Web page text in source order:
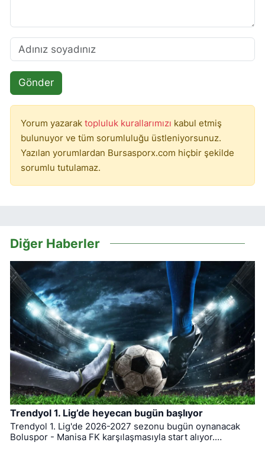
Gönder
Yorum yazarak topluluk kurallarımızı kabul etmiş
bulunuyor ve tüm sorumluluğu üstleniyorsunuz.
Yazılan yorumlardan Bursasporx.com hiçbir şekilde
sorumlu tutulamaz.
Diğer Haberler
Trendyol 1. Lig’de heyecan bugün başlıyor
Trendyol 1. Lig'de 2026-2027 sezonu bugün oynanacak
Boluspor - Manisa FK karşılaşmasıyla start alıyor.